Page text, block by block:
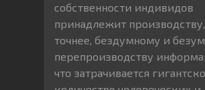
собственности индивидов
принадлежит
точнее, бездумному и
перепроизводству
что затрачивается